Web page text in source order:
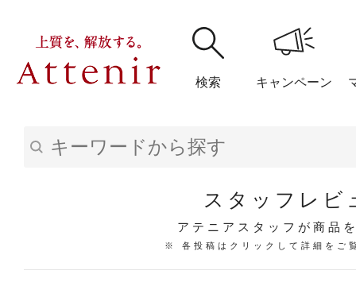
検索 キャンペーン
アテニア
スタッフレビ
アテニアスタッフが商品
※ 各投稿はクリックして詳細をご